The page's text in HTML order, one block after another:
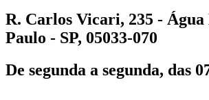
R. Carlos Vicari, 235 - Água
Paulo - SP, 05033-070
De segunda a segunda, das